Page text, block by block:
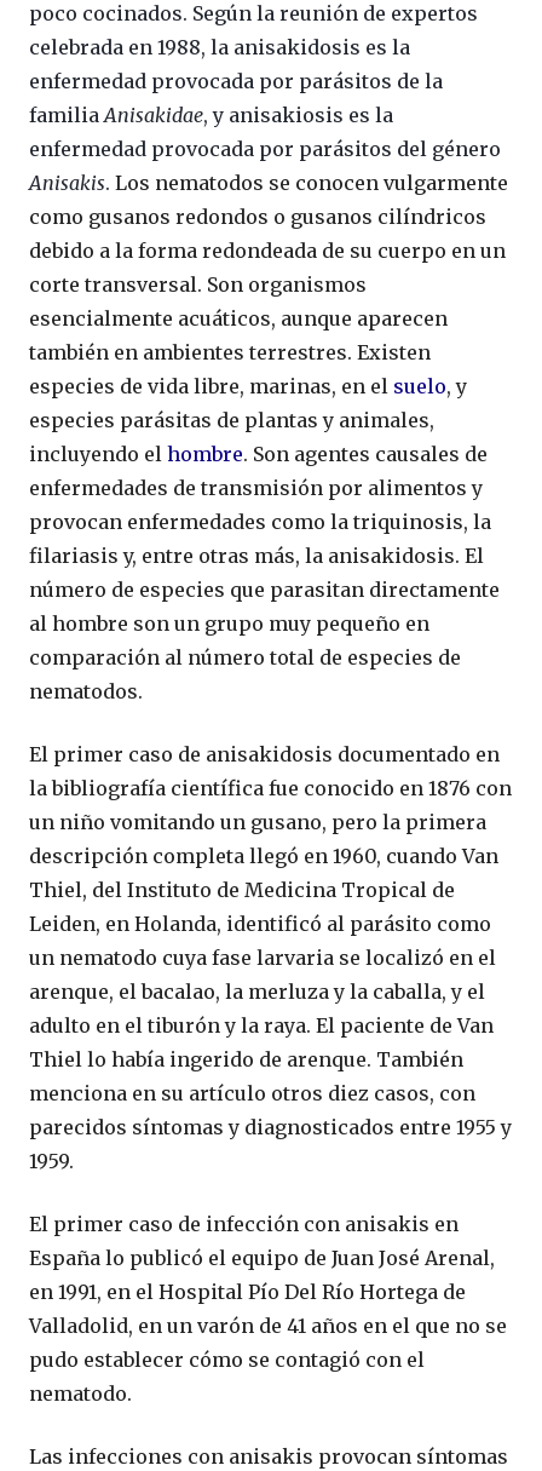
poco cocinados. Según la reunión de expertos
celebrada en 1988, la anisakidosis es la
enfermedad provocada por parásitos de la
familiaAnisakidae, y anisakiosis es la
enfermedad provocada por parásitos del género
Anisakis. Los nematodos se conocen vulgarmente
como gusanos redondos o gusanos cilíndricos
debido a la forma redondeada de su cuerpo en un
corte transversal. Son organismos
esencialmente acuáticos, aunque aparecen
también en ambientes terrestres. Existen
especies de vida libre, marinas, en el suelo, y
especies parásitas de plantas y animales,
incluyendo el hombre. Son agentes causales de
enfermedades de transmisión por alimentos y
provocan enfermedades como la triquinosis, la
filariasis y, entre otras más, la anisakidosis. El
número de especies que parasitan directamente
al hombre son un grupo muy pequeño en
comparación al número total de especies de
nematodos.
El primer caso de anisakidosis documentado en
la bibliografía científica fue conocido en 1876 con
un niño vomitando un gusano, pero la primera
descripción completa llegó en 1960, cuando Van
Thiel, del Instituto de Medicina Tropical de
Leiden, en Holanda, identificó al parásito como
un nematodo cuya fase larvaria se localizó en el
arenque, el bacalao, la merluza y la caballa, y el
adulto en el tiburón y la raya. El paciente de Van
Thiel lo había ingerido de arenque. También
menciona en su artículo otros diez casos, con
parecidos síntomas y diagnosticados entre 1955 y
1959.
El primer caso de infección con anisakis en
España lo publicó el equipo de Juan José Arenal,
en 1991, en el Hospital Pío Del Río Hortega de
Valladolid, en un varón de 41 años en el que no se
pudo establecer cómo se contagió con el
nematodo.
Las infecciones con anisakis provocan síntomas